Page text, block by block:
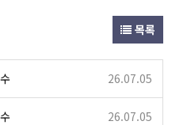
목록
26.07.05
26.07.05